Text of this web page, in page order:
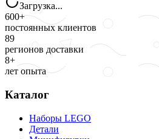
Загрузка...
600+
постоянных клиентов
89
регионов доставки
8+
лет опыта
Каталог
Наборы LEGO
Детали